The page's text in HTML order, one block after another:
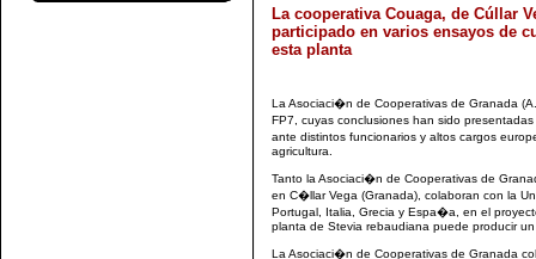
La cooperativa Couaga, de Cúllar
participado en varios ensayos de
esta planta
La Asociaci�n de Cooperativas de Granada
FP7, cuyas conclusiones han sido
ante distintos funcionarios y altos cargos
agricultura.
Tanto la Asociaci�n de Cooperativas de
en C�llar Vega (Granada), colaboran con la
Portugal, Italia, Grecia y Espa�a, en el
planta de Stevia rebaudiana puede producir
La Asociaci�n de Cooperativas de Granada